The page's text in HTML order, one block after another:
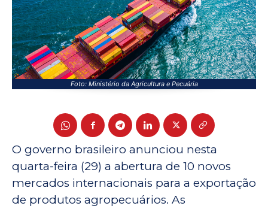
Foto: Ministério da Agricultura e Pecuária
O governo brasileiro anunciou nesta
quarta-feira (29) a abertura de 10 novos
mercados internacionais para a exportação
de produtos agropecuários. As